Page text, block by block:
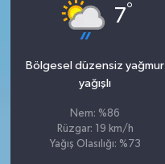
7°
Bölgesel düzensiz yağmur
yağışlı
Nem: %86
Rüzgar: 19 km/h
Yağış Olasılığı: %73